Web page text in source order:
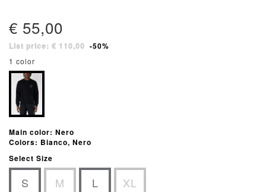
€ 55,00
List price: € 110,00 -50%
1 color
Main color: Nero
Colors: Bianco, Nero
Select Size
S M L XL